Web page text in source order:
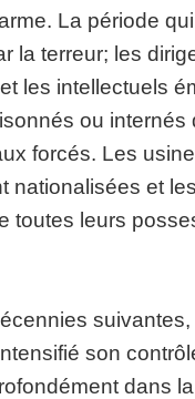
La période
la terreur; les
les intellectuels
ou internés
forcés. Les
nationalisées et
toutes leurs
suivantes,
son
dans